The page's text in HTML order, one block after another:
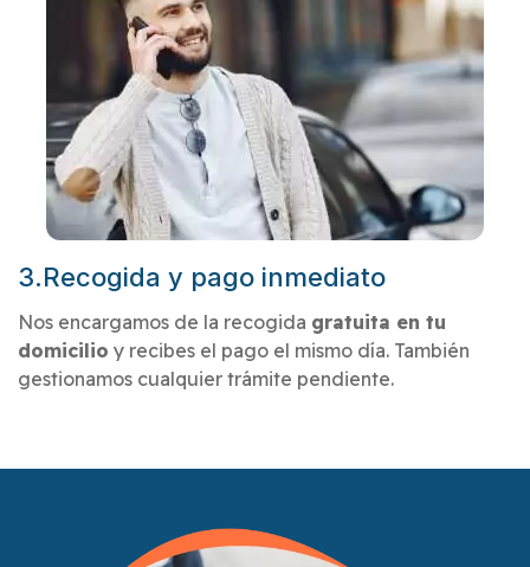
3.Recogida y pago inmediato
Nos encargamos de la recogida gratuita en tu
domicilio y recibes el pago el mismo día. También
gestionamos cualquier trámite pendiente.